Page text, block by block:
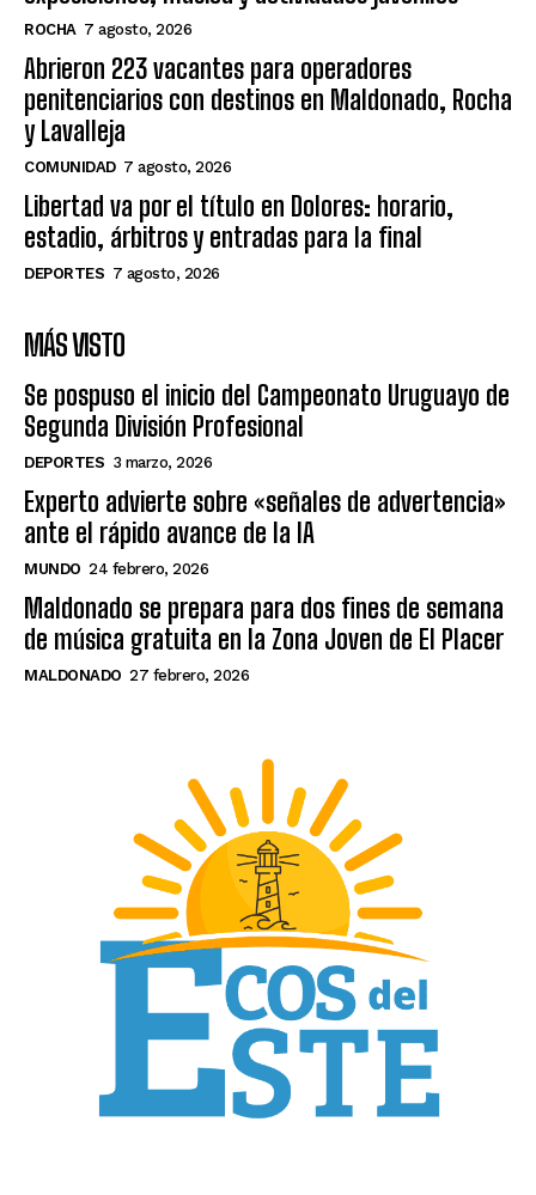
ROCHA 7 agosto, 2026
Abrieron 223 vacantes para operadores
penitenciarios con destinos en Maldonado, Rocha
y Lavalleja
COMUNIDAD 7 agosto, 2026
Libertad va por el título en Dolores: horario,
estadio, árbitros y entradas para la final
DEPORTES 7 agosto, 2026
MÁS VISTO
Se pospuso el inicio del Campeonato Uruguayo de
Segunda División Profesional
DEPORTES 3 marzo, 2026
Experto advierte sobre «señales de advertencia»
ante el rápido avance de la IA
MUNDO 24 febrero, 2026
Maldonado se prepara para dos fines de semana
de música gratuita en la Zona Joven de El Placer
MALDONADO 27 febrero, 2026